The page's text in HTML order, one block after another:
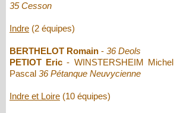
35 Cesson
Indre (2 équipes)
BERTHELOT Romain - 36 Deols
PETIOT Eric - WINSTERSHEIM
Pascal 36 Pétanque Neuvycienne
Indre et Loire (10 équipes)